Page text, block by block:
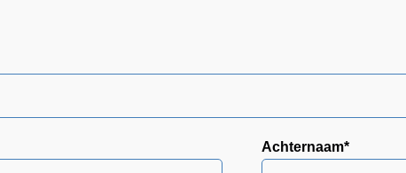
Achternaam*